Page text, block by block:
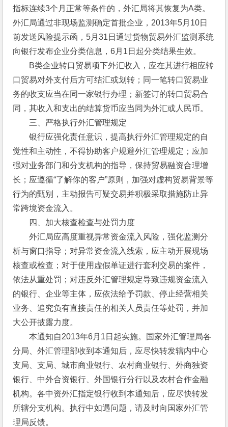
指标连续3个月正常等条件的，外汇局将其恢复为A类。
外汇局通过非现场监测确定首批企业，2013年5月10日
前发送风险提示函，5月31日通过货物贸易外汇监测系统
向银行发布企业分类信息，6月1日起分类结果生效。
B类企业转口贸易项下外汇收入，应在其进行相应转
口贸易对外支付后方可结汇或划转；同一笔转口贸易业
务的收支应当在同一家银行办理；新签订的转口贸易合
同，其收入和支出的结算货币应当同为外汇或人民币。
三、严格执行外汇管理规定
银行应强化责任意识，提高执行外汇管理规定的自
觉性和主动性，不得协助客户规避外汇管理规定；应加
强对业务部门和分支机构的指导，保持贸易融资合理增
长；应遵循“了解你的客户”原则，加强对虚构贸易背景等
行为的甄别，主动报告可疑交易并积极采取措施防止异
常跨境资金流入。
四、加大核查检查与处罚力度
外汇局应高度重视异常资金流入风险，强化监测分
析与窗口指导；对异常资金流入线索，应主动开展现场
核查或检查；对于使用虚假单证进行套利交易的案件，
依法从重处罚；对违反外汇管理规定导致违规资金流入
的银行、企业等主体，应依法给予罚款、停止经营相关
业务、追究负有直接责任的相关人员责任等处罚，并加
大公开披露力度。
本通知自2013年6月1日起实施。国家外汇管理局各
分局、外汇管理部收到本通知后，应尽快转发辖内中心
支局、支局、城市商业银行、农村商业银行、外商独资
银行、中外合资银行、外国银行分行以及农村合作金融
机构。各中资外汇指定银行收到本通知后，应尽快转发
所辖分支机构。执行中如遇问题，请及时向国家外汇管
理局反馈。